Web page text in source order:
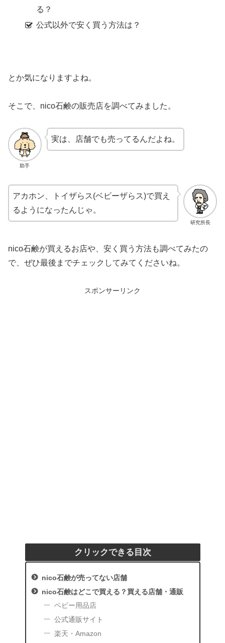
る？
公式以外で安く買う方法は？
とか気になりますよね。
そこで、nico石鹸の販売店を調べてみました。
助手
実は、店舗でも売ってるんだよね。
研究所長
アカホン、トイザらス(ベビーザらス)で買え
るようになったんじゃ。
nico石鹸が買えるお店や、安く買う方法も調べてみたの
で、ぜひ最後までチェックしてみてくださいね。
スポンサーリンク
クリックできる目次
nico石鹸が売ってない店舗
nico石鹸はどこで買える？買える店舗・通販
ベビー用品店
公式通販サイト
楽天・Amazon